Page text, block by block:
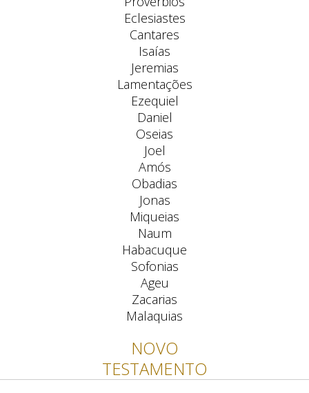
Eclesiastes
Cantares
Isaías
Jeremias
Lamentações
Ezequiel
Daniel
Oseias
Joel
Amós
Obadias
Jonas
Miqueias
Naum
Habacuque
Sofonias
Ageu
Zacarias
Malaquias
NOVO
TESTAMENTO